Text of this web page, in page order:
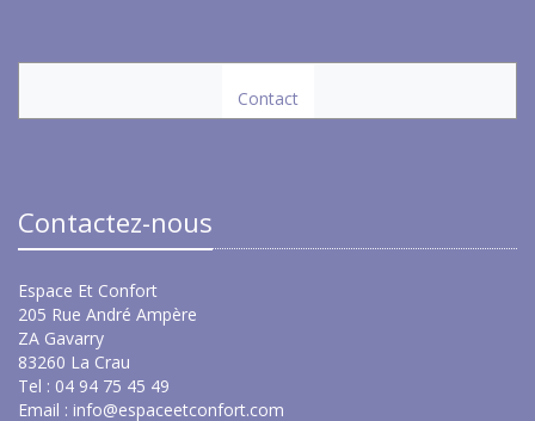
Contact
Contactez-nous
Espace Et Confort
205 Rue André Ampère
ZA Gavarry
83260 La Crau
Tel : 04 94 75 45 49
Email : info@espaceetconfort.com